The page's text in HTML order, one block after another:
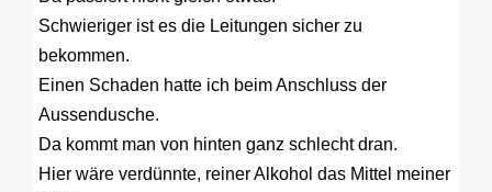
Schwieriger ist es die Leitungen sicher zu
bekommen.
Einen Schaden hatte ich beim Anschluss der
Aussendusche.
Da kommt man von hinten ganz schlecht dran.
Hier wäre verdünnte, reiner Alkohol das Mittel meiner